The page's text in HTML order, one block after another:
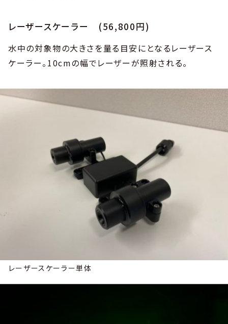
レーザースケーラー (56,800円)
水中の対象物の大きさを量る目安にとなるレーザース
ケーラー。10cmの幅でレーザーが照射される。
レーザースケーラー単体